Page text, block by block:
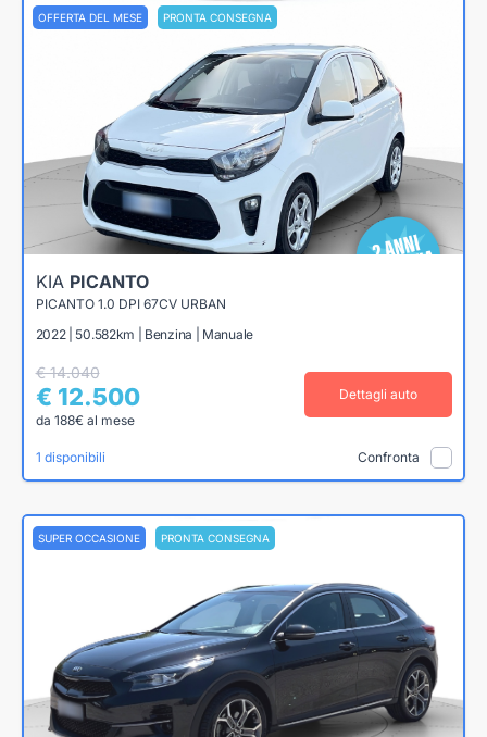
OFFERTA DEL MESE PRONTA CONSEGNA
KIA PICANTO
PICANTO 1.0 DPI 67CV URBAN
2022 | 50.582km | Benzina | Manuale
€ 14.040
€ 12.500
da 188€ al mese
Dettagli auto
1 disponibili Confronta
SUPER OCCASIONE PRONTA CONSEGNA